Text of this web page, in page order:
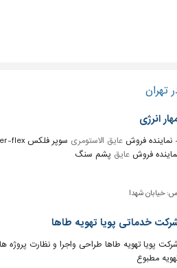
تهران
انرژی
نماینده فروش عایق الاستومری
فروش عایق پشم سنگ
خیابان شهدا
خدماتی پویا تهویه طاها
پویا تهویه طاها طراحی واجرا و نظارت
مطبوع